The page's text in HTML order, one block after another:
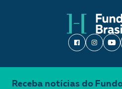
Receba notícias do